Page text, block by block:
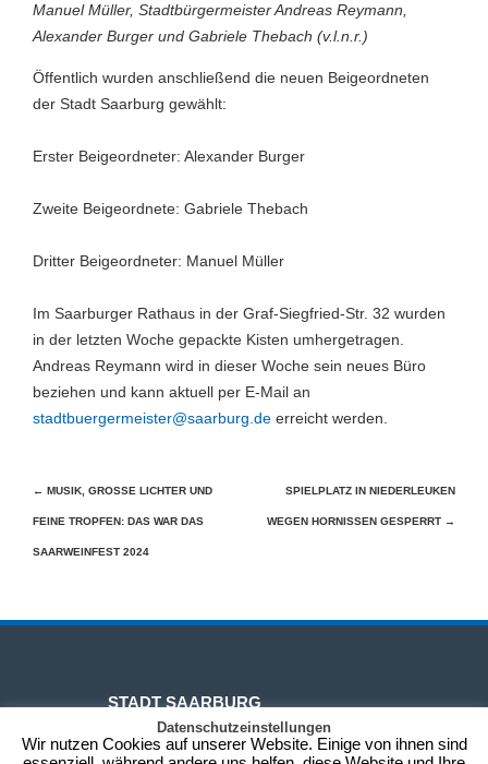
Manuel Müller, Stadtbürgermeister Andreas Reymann,
Alexander Burger und Gabriele Thebach (v.l.n.r.)
Öffentlich wurden anschließend die neuen Beigeordneten
der Stadt Saarburg gewählt:
Erster Beigeordneter: Alexander Burger
Zweite Beigeordnete: Gabriele Thebach
Dritter Beigeordneter: Manuel Müller
Im Saarburger Rathaus in der Graf-Siegfried-Str. 32 wurden
in der letzten Woche gepackte Kisten umhergetragen.
Andreas Reymann wird in dieser Woche sein neues Büro
beziehen und kann aktuell per E-Mail an
stadtbuergermeister@saarburg.de erreicht werden.
Beitragsnavigation
← MUSIK, GROSSE LICHTER UND F
EINE TROPFEN: DAS WAR DAS S
AARWEINFEST 2024
SPIELPLATZ IN NIEDERLEUKEN
WEGEN HORNISSEN GESPERRT →
STADT SAARBURG
Datenschutzeinstellungen
Wir nutzen Cookies auf unserer Website. Einige von ihnen sind